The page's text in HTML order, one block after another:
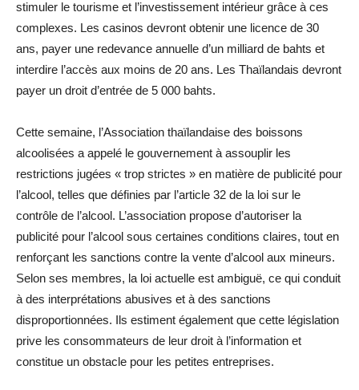
stimuler le tourisme et l’investissement intérieur grâce à ces
complexes. Les casinos devront obtenir une licence de 30
ans, payer une redevance annuelle d’un milliard de bahts et
interdire l’accès aux moins de 20 ans. Les Thaïlandais devront
payer un droit d’entrée de 5 000 bahts.
Cette semaine, l’Association thaïlandaise des boissons
alcoolisées a appelé le gouvernement à assouplir les
restrictions jugées « trop strictes » en matière de publicité pour
l’alcool, telles que définies par l’article 32 de la loi sur le
contrôle de l’alcool. L’association propose d’autoriser la
publicité pour l’alcool sous certaines conditions claires, tout en
renforçant les sanctions contre la vente d’alcool aux mineurs.
Selon ses membres, la loi actuelle est ambiguë, ce qui conduit
à des interprétations abusives et à des sanctions
disproportionnées. Ils estiment également que cette législation
prive les consommateurs de leur droit à l’information et
constitue un obstacle pour les petites entreprises.